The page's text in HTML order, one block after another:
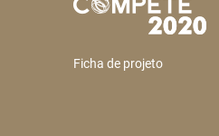
Ficha de projeto